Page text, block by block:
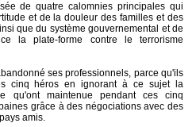
de quatre calomnies principales qui
et de la douleur des familles et des
que du système gouvernemental et de
la plate-forme contre le terrorisme
ses professionnels, parce qu'ils
cinq héros en ignorant à ce sujet la
qu'ont maintenue pendant ces cinq
grâce à des négociations avec des
amis.